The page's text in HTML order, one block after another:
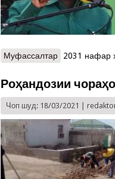
Муфассалтар о
2031 нафар
Роҳандозии
Чоп шуд: 18/03/2021 |